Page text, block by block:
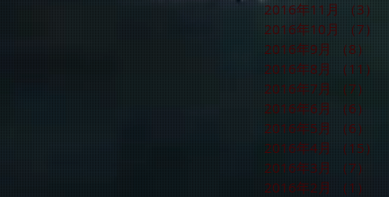
2016年11月
（3）
2016年10月
（7）
2016年9月
（8）
2016年8月
（11）
2016年7月
（7）
2016年6月
（6）
2016年5月
（6）
2016年4月
（15）
2016年3月
（7）
2016年2月
（1）